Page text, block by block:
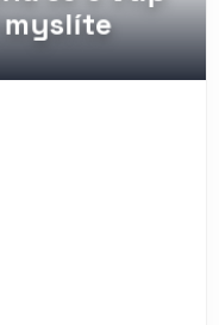
myslíte